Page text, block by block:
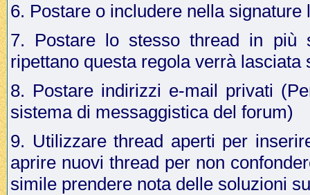
6. Postare o includere nella
7. Postare lo stesso thread in più
ripettano questa regola verrà lasciata
8. Postare indirizzi e-mail privati
sistema di messaggistica del forum)
9. Utilizzare thread aperti per
aprire nuovi thread per non
simile prendere nota delle soluzioni